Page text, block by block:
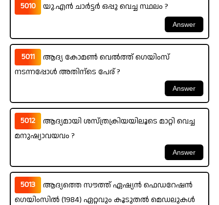
5010 യു.എൻ ചാർട്ടർ ഒപ്പു വെച്ച സ്ഥലം ?
5011
ആദ്യ കോമൺ വെൽത്ത് ഗെയിംസ്
നടന്നപ്പോൾ അതിന്ടെ പേര് ?
5012
ആദ്യമായി ശസ്ത്രക്രിയയിലൂടെ മാറ്റി വെച്ച
മനുഷ്യാവയവം ?
5013
ആദ്യത്തെ സൗത്ത് ഏഷ്യൻ ഫെഡറേഷൻ
ഗെയിംസിൽ (1984) ഏറ്റവും കൂടുതൽ മെഡലുകൾ